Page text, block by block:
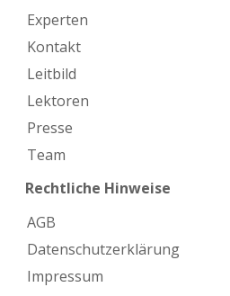
Experten
Kontakt
Leitbild
Lektoren
Presse
Team
Rechtliche Hinweise
AGB
Datenschutzerklärung
Impressum